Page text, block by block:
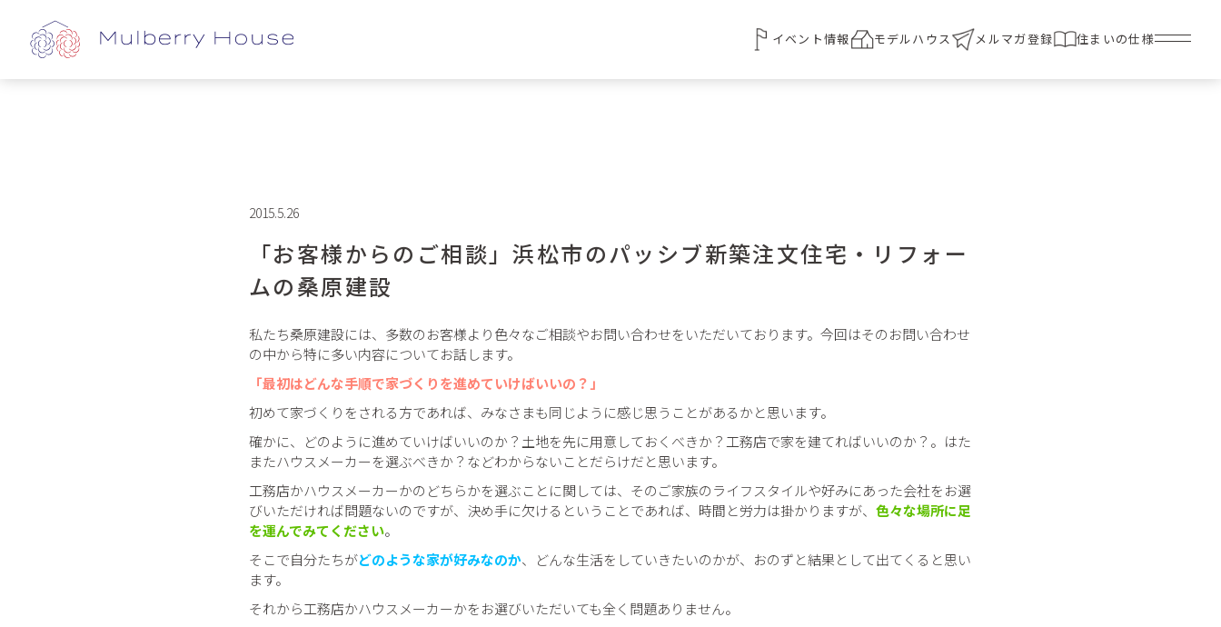
イベント情報 モデルハウス メルマガ登録 住まいの仕様
2015.5.26
「お客様からのご相談」浜松市のパッシブ新築注文住宅・リフォー
ムの桑原建設
私たち桑原建設には、多数のお客様より色々なご相談やお問い合わせをいただいております。今回はそのお問い合わせ
の中から特に多い内容についてお話します。
「最初はどんな手順で家づくりを進めていけばいいの？」
初めて家づくりをされる方であれば、みなさまも同じように感じ思うことがあるかと思います。
確かに、どのように進めていけばいいのか？土地を先に用意しておくべきか？工務店で家を建てればいいのか？。はた
またハウスメーカーを選ぶべきか？などわからないことだらけだと思います。
工務店かハウスメーカーかのどちらかを選ぶことに関しては、そのご家族のライフスタイルや好みにあった会社をお選
びいただければ問題ないのですが、決め手に欠けるということであれば、時間と労力は掛かりますが、 色々な場所に足
を運んでみてください。
そこで自分たちがどのような家が好みなのか、どんな生活をしていきたいのかが、おのずと結果として出てくると思い
ます。
それから工務店かハウスメーカーかをお選びいただいても全く問題ありません。